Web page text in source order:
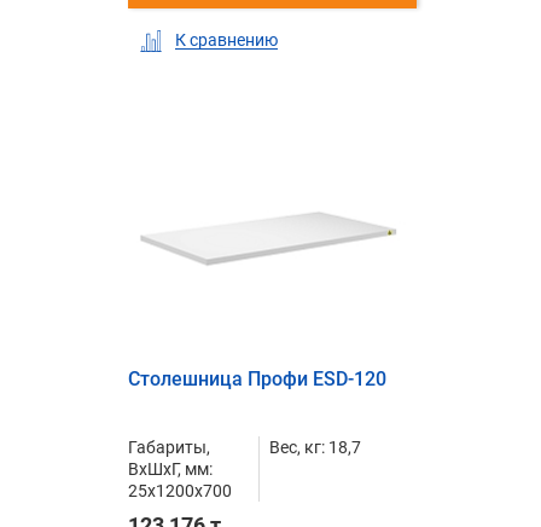
К сравнению
Столешница Профи ESD-120
Габариты,
ВxШxГ, мм:
25x1200x700
Вес, кг: 18,7